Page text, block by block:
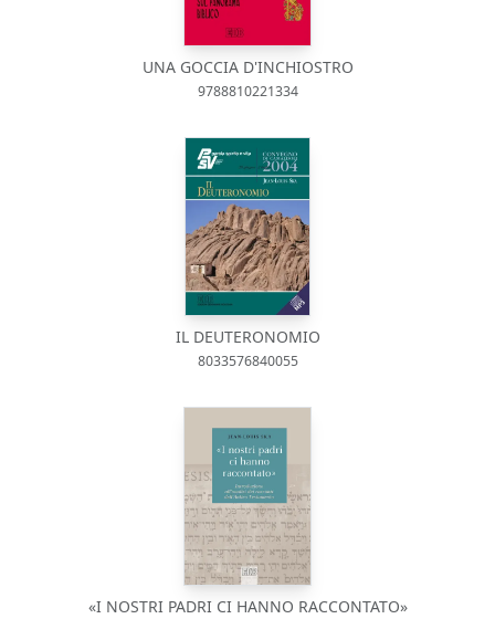
UNA GOCCIA D'INCHIOSTRO
9788810221334
IL DEUTERONOMIO
8033576840055
«I NOSTRI PADRI CI HANNO RACCONTATO»